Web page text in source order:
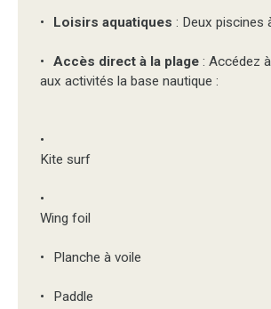
Loisirs aquatiques : Deux piscines
Accès direct à la plage : Accédez
aux activités la base nautique :
Kite surf
Wing foil
Planche à voile
Paddle